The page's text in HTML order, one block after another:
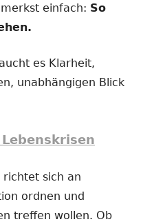
einfach: So
es Klarheit,
unabhängigen Blick
richtet sich an
ordnen und
treffen wollen. Ob